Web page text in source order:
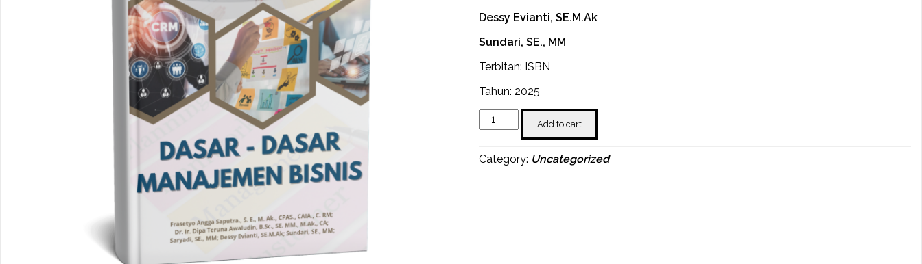
Dessy Evianti, SE.M.Ak
Sundari, SE., MM
Terbitan: ISBN
Tahun: 2025
Dasar
–
Manajemen
Bisnis
Add to cart
Category: Uncategorized